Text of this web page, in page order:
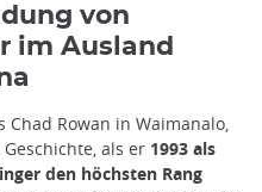
von
im Ausland
Chad Rowan in Waimanalo,
als er 1993 als
den höchsten Rang